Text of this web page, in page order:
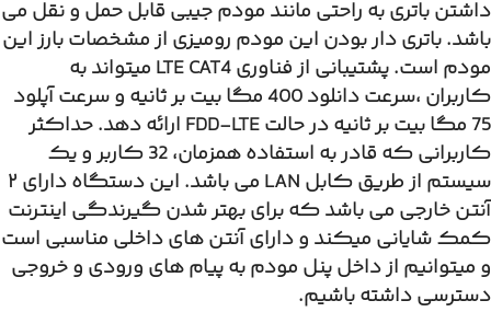
داشتن باتری به راحتی مانند مودم جیبی قابل حمل و نقل می
باشد. باتری دار بودن این مودم رومیزی از مشخصات بارز این
مودم است.
پشتیبانی از فناوری LTE CAT4 میتواند به
کاربران ،سرعت دانلود 400 مگا بیت بر ثانیه و سرعت آپلود
75 مگا بیت بر ثانیه در حالت FDD-LTE ارائه دهد.
حداکثر
کاربرانی که قادر به استفاده همزمان،
32 کاربر و یک
سیستم از طریق کابل LAN می باشد.
این دستگاه دارای ۲
آنتن خارجی می باشد که برای بهتر شدن گیرندگی اینترنت
کمک شایانی میکند و دارای آنتن های داخلی مناسبی است
و میتوانیم از داخل پنل مودم به پیام های ورودی و خروجی
دسترسی داشته باشیم.